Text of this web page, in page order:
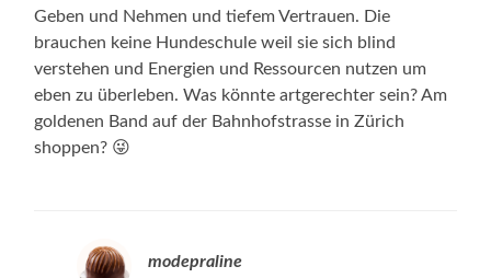
Geben und Nehmen und tiefem Vertrauen. Die
brauchen keine Hundeschule weil sie sich blind
verstehen und Energien und Ressourcen nutzen um
eben zu überleben. Was könnte artgerechter sein? Am
goldenen Band auf der Bahnhofstrasse in Zürich
shoppen? 😜
modepraline